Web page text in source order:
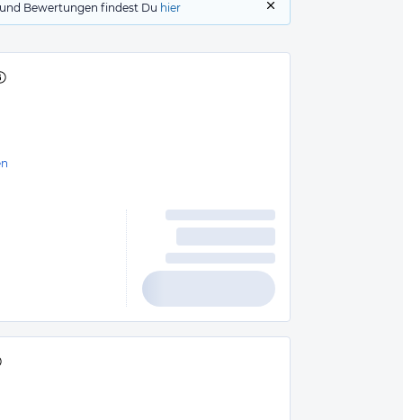
Bewertungen findest Du hier